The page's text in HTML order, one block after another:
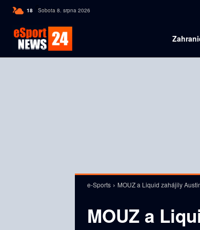
18 C Czech
Sobota 8. srpna 2026
e-Sports MOUZ a Liquid zahájily
MOUZ a